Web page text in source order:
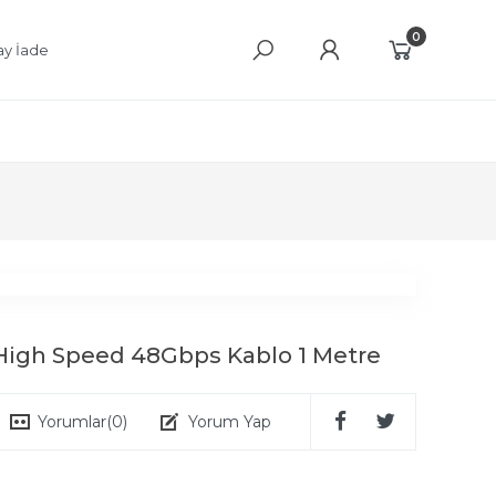
İade
0
Speed 48Gbps Kablo 1 Metre
Yorumlar(0) Yorum Yap